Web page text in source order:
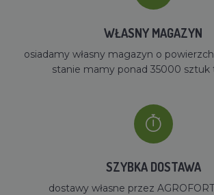
WŁASNY MAGAZYN
osiadamy własny magazyn o
stanie mamy ponad 35000 sztuk
SZYBKA DOSTAWA
dostawy własne przez